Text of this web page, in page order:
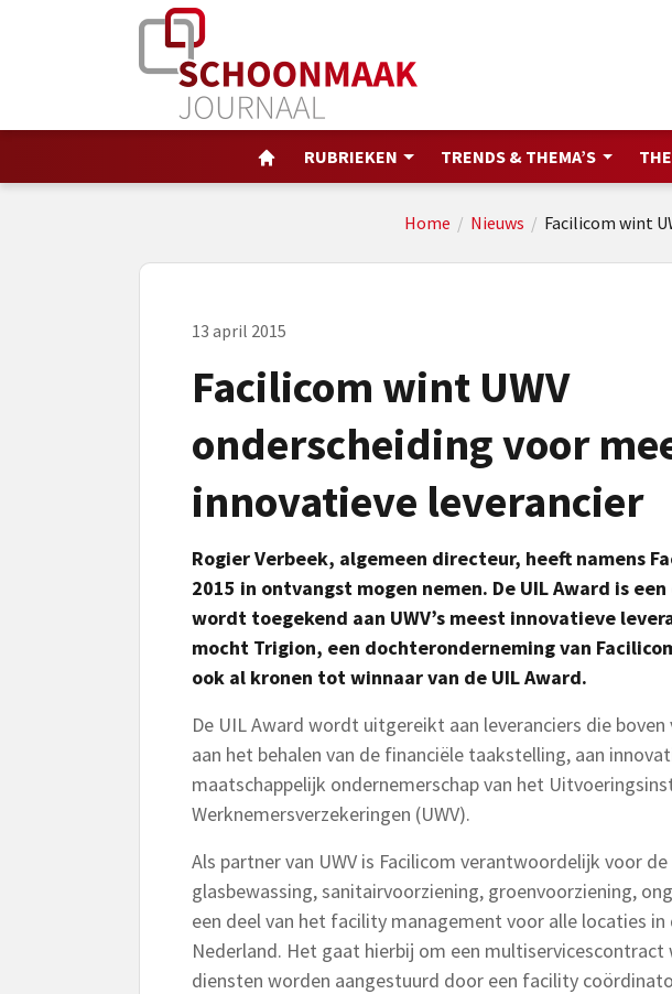
RUBRIEKEN TRENDS & THEMA’S
Home / Nieuws / Facilicom wint
13 april 2015
Facilicom wint UWV
onderscheiding voor
innovatieve leverancier
Rogier Verbeek, algemeen directeur, heeft namens
2015 in ontvangst mogen nemen. De UIL Award is
wordt toegekend aan UWV’s meest innovatieve
mocht Trigion, een dochteronderneming van
ook al kronen tot winnaar van de UIL Award.
De UIL Award wordt uitgereikt aan leveranciers die
aan het behalen van de financiële taakstelling, aan
maatschappelijk ondernemerschap van het
Werknemersverzekeringen (UWV).
Als partner van UWV is Facilicom verantwoordelijk voor
glasbewassing, sanitairvoorziening, groenvoorziening,
een deel van het facility management voor alle locaties
Nederland. Het gaat hierbij om een multiservicescontract
diensten worden aangestuurd door een facility